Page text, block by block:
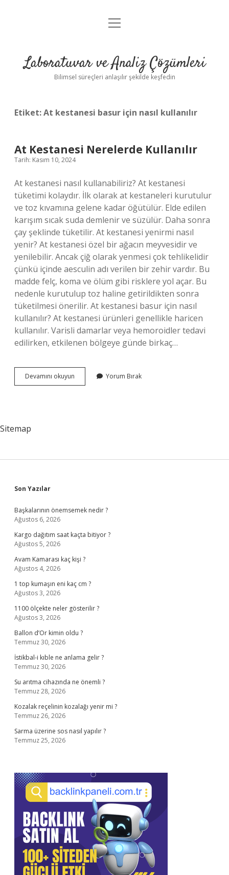
Anasayfa
Yasal Uyarı
menüyü
Laboratuvar ve Analiz Çözümleri
Bilimsel süreçleri anlaşılır şekilde keşfedin
Etiket:At kestanesi basur için nasıl kullanılır
At Kestanesi Nerelerde Kullanılır
Tarih: Kasım 10, 2024
At kestanesi nasıl kullanabiliriz? At kestanesi
tüketimi kolaydır. İlk olarak at kestaneleri kurutulur
ve toz kıvamına gelene kadar öğütülür. Elde edilen
karışım sıcak suda demlenir ve süzülür. Daha sonra
çay şeklinde tüketilir. At kestanesi yenirmi nasıl
yenir? At kestanesi özel bir ağacın meyvesidir ve
yenilebilir. Ancak çiğ olarak yenmesi çok tehlikelidir
çünkü içinde aesculin adı verilen bir zehir vardır. Bu
madde felç, koma ve ölüm gibi risklere yol açar. Bu
nedenle kurutulup toz haline getirildikten sonra
tüketilmesi önerilir. At kestanesi basur için nasıl
kullanılır? At kestanesi ürünleri genellikle haricen
kullanılır. Varisli damarlar veya hemoroidler tedavi
edilirken, etkilenen bölgeye günde birkaç…
Devamını okuyun
Kestanesi
Yorum Bırak
Sitemap
Sidebar
Son Yazılar
Başkalarının önemsemek nedir ?
Ağustos 6, 2026
Kargo dağıtım saat kaçta bitiyor ?
Ağustos 5, 2026
Avam Kamarası kaç kişi ?
Ağustos 4, 2026
1 top kumaşın eni kaç cm ?
Ağustos 3, 2026
1100 ölçekte neler gösterilir ?
Ağustos 3, 2026
Ballon d’Or kimin oldu ?
Temmuz 30, 2026
İstikbal-i kıble ne anlama gelir ?
Temmuz 30, 2026
Su arıtma cihazında ne önemli ?
Temmuz 28, 2026
Kozalak reçelinin kozalağı yenir mi ?
Temmuz 26, 2026
Sarma üzerine sos nasıl yapılır ?
Temmuz 25, 2026